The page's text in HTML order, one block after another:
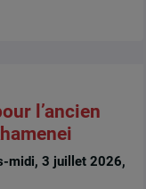
l’ancien
midi, 3 juillet 2026,